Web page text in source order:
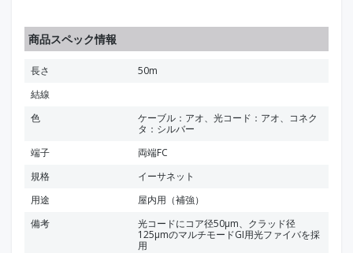
商品スペック情報
長さ
50m
結線
色
ケーブル：アオ、光コード：アオ、コネク
タ：シルバー
端子
両端FC
規格
イーサネット
用途
屋内用（補強）
備考
光コードにコア径50μm、クラッド径
125μmのマルチモードGI用光ファイバを採
用